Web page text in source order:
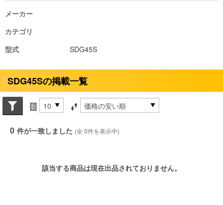
メーカー
カテゴリ
型式
SDG45S
SDG45Sの掲載一覧
Search conditions
件数 並び替え条件
0 件が一致しました (全 0件を表示中)
該当する商品は現在出品されておりません。